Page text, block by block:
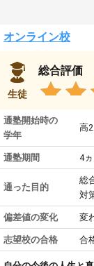
オンライン校
生徒
総合評価
通塾開始時の
学年
高2
通塾期間 4
通った目的
総
対
偏差値の変化 変
志望校の合格 合